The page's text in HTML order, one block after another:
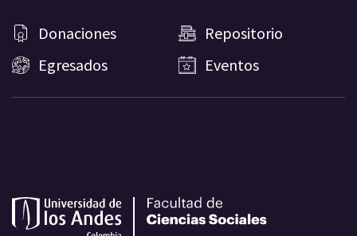
Donaciones
Repositorio
Egresados
Eventos